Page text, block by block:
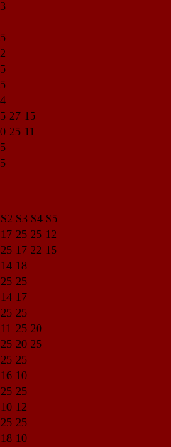
27 15
25 11
S2 S3 S4 S5
17 25 25 12
25 17 22 15
14 18
25 25
14 17
25 25
11 25 20
25 20 25
25 25
16 10
25 25
10 12
25 25
18 10